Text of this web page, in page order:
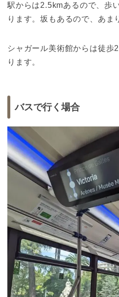
駅からは2.5kmあるので、歩
ります。坂もあるので、あま
シャガール美術館からは徒歩
ります。
バスで行く場合